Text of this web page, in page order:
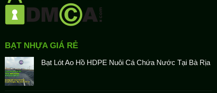
BẠT NHỰA GIÁ RẺ
Bạt Lót Ao Hồ HDPE Nuôi Cá Chứa Nước Tại Bà Rịa